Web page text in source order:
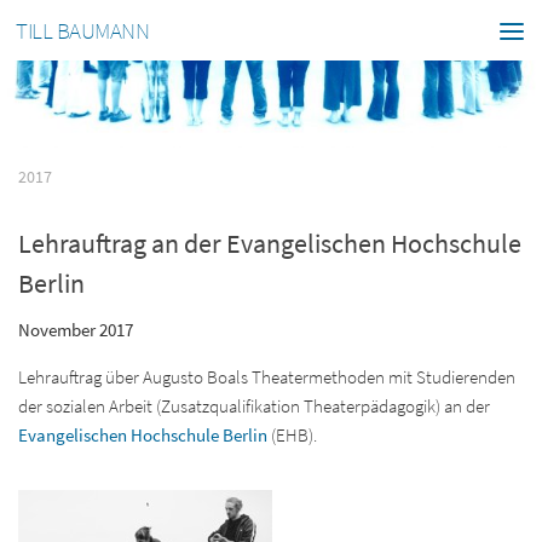
TILL BAUMANN
2017
Lehrauftrag an der Evangelischen Hochschule
Berlin
November 2017
Lehrauftrag über Augusto Boals Theatermethoden mit Studierenden
der sozialen Arbeit (Zusatzqualifikation Theaterpädagogik) an der
Evangelischen Hochschule Berlin (EHB).